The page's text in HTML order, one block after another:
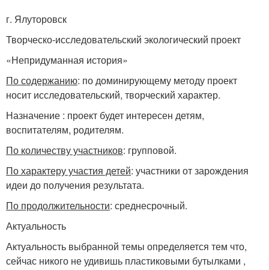
г. Ялуторовск
Творческо-исследовательский экологический проект
«Непридуманная история»
По содержанию: по доминирующему методу проект
носит исследовательский, творческий характер.
Назначение : проект будет интересен детям,
воспитателям, родителям.
По количеству участников: групповой.
По характеру участия детей: участники от зарождения
идеи до получения результата.
По продолжительности: среднесрочный.
Актуальность
Актуальность выбранной темы определяется тем что,
сейчас никого не удивишь пластиковыми бутылками ,